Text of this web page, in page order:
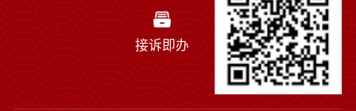
接诉即办